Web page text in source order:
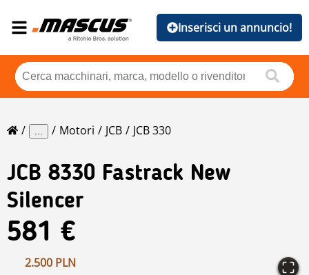
Inserisci un annuncio!
... Motori JCB JCB 330
JCB 8330 Fastrack New
Silencer
581 €
2.500 PLN